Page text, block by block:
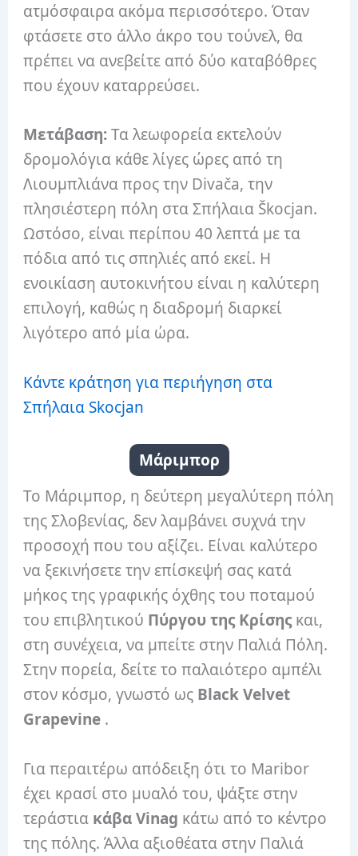
ατμόσφαιρα ακόμα περισσότερο. Όταν
φτάσετε στο άλλο άκρο του τούνελ, θα
πρέπει να ανεβείτε από δύο καταβόθρες
που έχουν καταρρεύσει.
Μετάβαση:Τα λεωφορεία εκτελούν
δρομολόγια κάθε λίγες ώρες από τη
Λιουμπλιάνα προς την Divača, την
πλησιέστερη πόλη στα Σπήλαια Škocjan.
Ωστόσο, είναι περίπου 40 λεπτά με τα
πόδια από τις σπηλιές από εκεί. Η
ενοικίαση αυτοκινήτου είναι η καλύτερη
επιλογή, καθώς η διαδρομή διαρκεί
λιγότερο από μία ώρα.
Κάντε κράτηση για περιήγηση στα
Σπήλαια Skocjan
Μάριμπορ
Το Μάριμπορ, η δεύτερη μεγαλύτερη πόλη
της Σλοβενίας, δεν λαμβάνει συχνά την
προσοχή που του αξίζει. Είναι καλύτερο
να ξεκινήσετε την επίσκεψή σας κατά
μήκος της γραφικής όχθης του ποταμού
του επιβλητικού Πύργου της Κρίσηςκαι,
στη συνέχεια, να μπείτε στην Παλιά Πόλη.
Στην πορεία, δείτε το παλαιότερο αμπέλι
στον κόσμο, γνωστό ως Black Velvet
Grapevine .
Για περαιτέρω απόδειξη ότι το Maribor
έχει κρασί στο μυαλό του, ψάξτε στην
τεράστια κάβα Vinag κάτω από το κέντρο
της πόλης. Άλλα αξιοθέατα στην Παλιά